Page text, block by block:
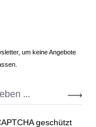
um keine Angebote
geschützt